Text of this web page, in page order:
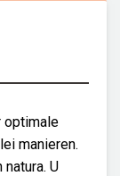
optimale
manieren.
U